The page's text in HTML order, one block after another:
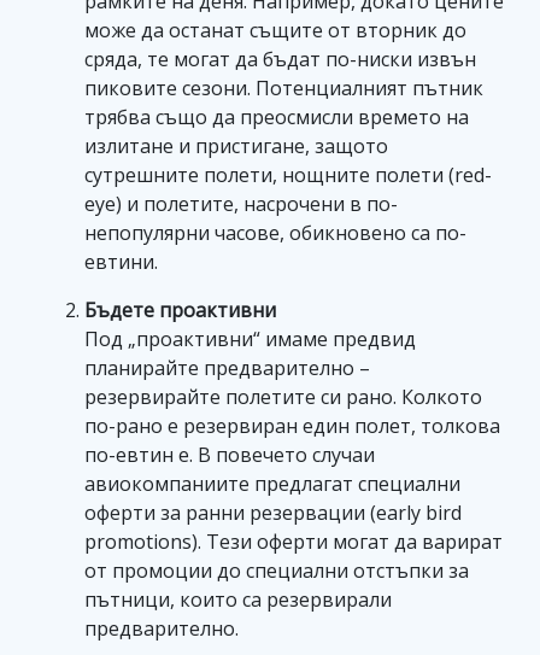
може да останат същите от вторник до
сряда, те могат да бъдат по-ниски извън
пиковите сезони. Потенциалният пътник
трябва също да преосмисли времето на
излитане и пристигане, защото
сутрешните полети, нощните полети (red-
eye) и полетите, насрочени в по-
непопулярни часове, обикновено са по-
евтини.
Бъдете проактивни
Под „проактивни“ имаме предвид
планирайте предварително –
резервирайте полетите си рано. Колкото
по-рано е резервиран един полет, толкова
по-евтин е. В повечето случаи
авиокомпаниите предлагат специални
оферти за ранни резервации (early bird
promotions). Тези оферти могат да варират
от промоции до специални отстъпки за
пътници, които са резервирали
предварително.